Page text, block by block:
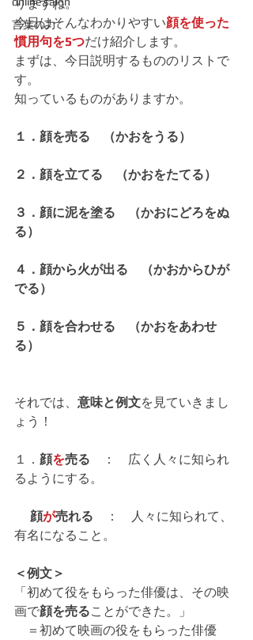
言葉の力
りますね。
今日はそんなわかりやすい顔を使った
慣用句を5つだけ紹介します。
まずは、今日説明するもののリストで
す。
知っているものがありますか。
１．顔を売る　（かおをうる）
２．顔を立てる　（かおをたてる）
３．顔に泥を塗る　（かおにどろをぬ
る）
４．顔から火が出る　（かおからひが
でる）
５．顔を合わせる　（かおをあわせ
る）
それでは、 意味と例文を見ていきまし
ょう！
１． 顔を売る
：　広く人々に知られ
るようにする。
顔が売れる ：　人々に知られて、
有名になること。
＜例文＞
「初めて役をもらった俳優は、その映
画で顔を売ることができた。」
＝初めて映画の役をもらった俳優